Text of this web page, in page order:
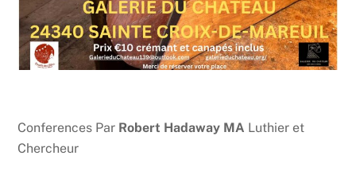
Conferences Par Robert Hadaway MA Luthier et
Chercheur